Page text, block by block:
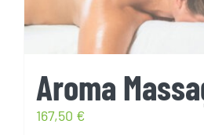
Aroma
167,50 €